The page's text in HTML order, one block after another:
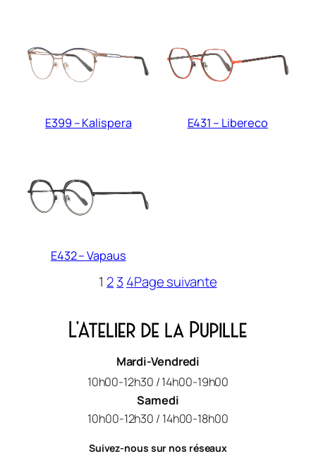
E399 – Kalispera E431 – Libereco
E432 – Vapaus
1 23 4Page suivante
Mardi-Vendredi
10h00-12h30 / 14h00-19h00
Samedi
10h00-12h30 / 14h00-18h00
Suivez-nous sur nos réseaux